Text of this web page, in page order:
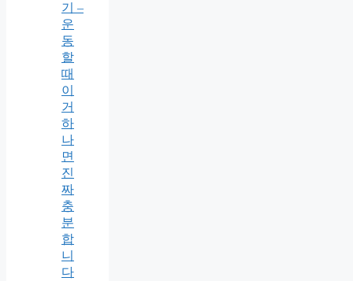
기 –
운
동
할
때
이
거
하
나
면
진
짜
충
분
합
니
다